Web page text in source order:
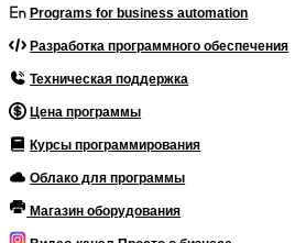
Programs for business automation
Разработка программного обеспечения
Техническая поддержка
Цена программы
Курсы программирования
Облако для программы
Магазин оборудования